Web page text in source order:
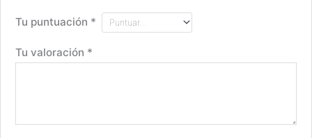
Tu puntuación *
Tu valoración *